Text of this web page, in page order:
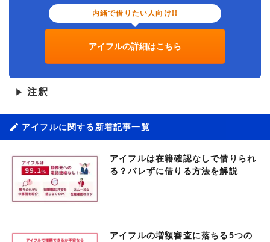
内緒で借りたい人向け!!
アイフルの詳細はこちら
▶ 注釈
アイフルに関する新着記事一覧
アイフルは在籍確認なしで借りられ
る？バレずに借りる方法を解説
アイフルの増額審査に落ちる5つの